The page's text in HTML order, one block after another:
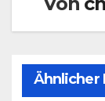
Ähnlicher